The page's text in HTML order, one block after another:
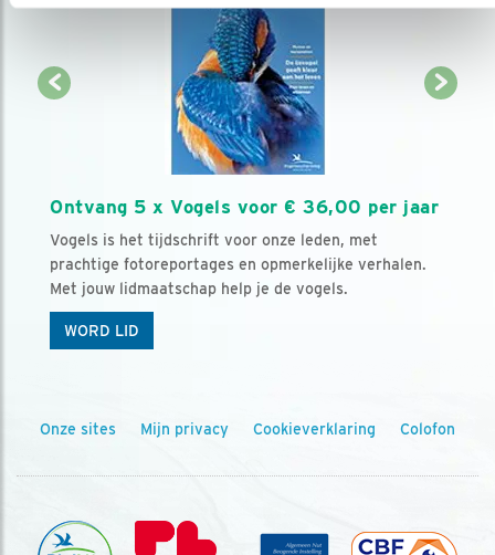
Ontvang 5 x Vogels voor € 36,00 per jaar
Vogels is het tijdschrift voor onze leden, met
prachtige fotoreportages en opmerkelijke verhalen.
Met jouw lidmaatschap help je de vogels.
WORD LID
Onze sites Mijn privacy Cookieverklaring Colofon